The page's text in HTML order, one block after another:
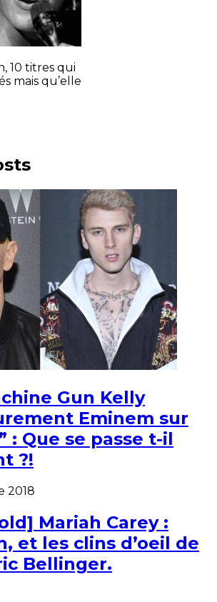
10 titres qui
mais qu’elle
Gun Kelly
Eminem sur
: Que se passe t-il
?!
2018
Mariah Carey :
et les clins d’oeil de
Bellinger.